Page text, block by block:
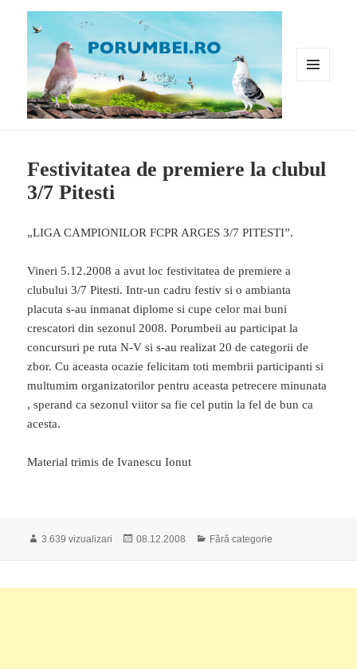
Festivitatea de premiere la clubul
3/7 Pitesti
„LIGA CAMPIONILOR FCPR ARGES 3/7 PITESTI”.
Vineri 5.12.2008 a avut loc festivitatea de premiere a
clubului 3/7 Pitesti. Intr-un cadru festiv si o ambianta
placuta s-au inmanat diplome si cupe celor mai buni
crescatori din sezonul 2008. Porumbeii au participat la
concursuri pe ruta N-V si s-au realizat 20 de categorii de
zbor. Cu aceasta ocazie felicitam toti membrii participanti si
multumim organizatorilor pentru aceasta petrecere minunata
, sperand ca sezonul viitor sa fie cel putin la fel de bun ca
acesta.
Material trimis de Ivanescu Ionut
3.639 vizualizari
Publicat
08.12.2008 Categorii
Fără categorie